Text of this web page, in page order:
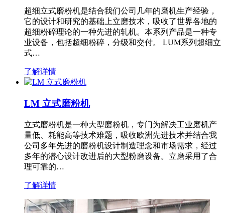
超细立式磨粉机是结合我们公司几年的磨机生产经验，
它的设计和研究的基础上立磨技术，吸收了世界各地的
超细粉碎理论的一种先进的轧机。本系列产品是一种专
业设备，包括超细粉碎，分级和交付。 LUM系列超细立
式…
了解详情
LM 立式磨粉机
立式磨粉机是一种大型磨粉机，专门为解决工业磨机产
量低、耗能高等技术难题，吸收欧洲先进技术并结合我
公司多年先进的磨粉机设计制造理念和市场需求，经过
多年的潜心设计改进后的大型粉磨设备。立磨采用了合
理可靠的…
了解详情